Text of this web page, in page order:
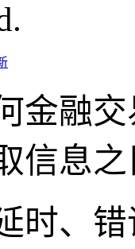
金融
信息
时、